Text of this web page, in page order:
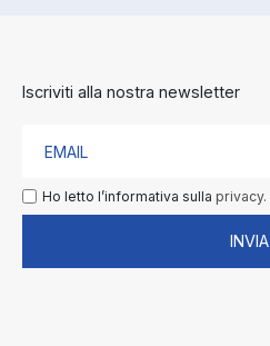
Iscriviti alla nostra newsletter
Ho letto l’informativa sulla privacy.
INVIA